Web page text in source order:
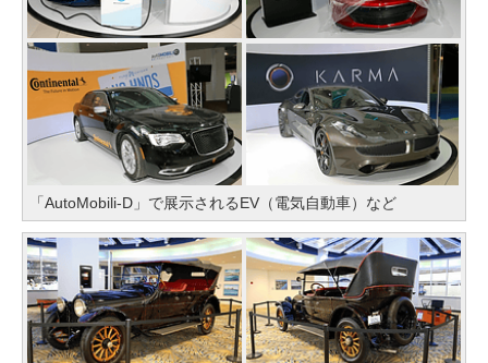
「AutoMobili-D」で展示されるEV（電気自動車）など